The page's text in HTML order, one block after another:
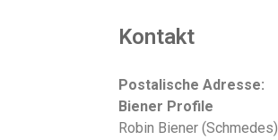
Kontakt
Postalische Adresse:
Biener Profile
Robin Biener (Schmedes)